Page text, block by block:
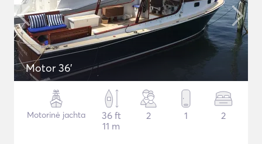
Motor 36'
Motorinė jachta
36 ft
11 m
2 1 2